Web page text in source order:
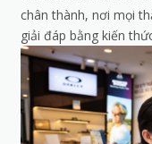
chân thành, nơi mọi
giải đáp bằng kiến